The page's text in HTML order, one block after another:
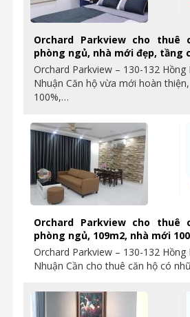
Orchard Parkview cho thuê
phòng ngủ, nhà mới đẹp, tầng
Orchard Parkview – 130-132 Hồng
Nhuận Căn hộ vừa mới hoàn
100%,…
Orchard Parkview cho thuê
phòng ngủ, 109m2, nhà mới
Orchard Parkview – 130-132 Hồng
Nhuận Cần cho thuê căn hộ có